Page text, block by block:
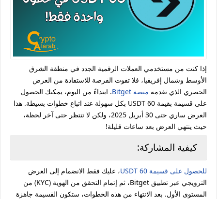
إذا كنت من مستخدمي العملات الرقمية الجدد في منطقة الشرق
الأوسط وشمال إفريقيا، فلا تفوت الفرصة للاستفادة من العرض
الحصري الذي تقدمه منصة Bitget
. ابتداءً من اليوم، يمكنك الحصول
على قسيمة بقيمة 60 USDT بكل سهولة عند اتباع خطوات بسيطة. هذا
العرض ساري حتى 30 أبريل 2025، ولكن لا تنتظر حتى آخر لحظة،
حيث ينتهي العرض بعد ساعات قليلة!
كيفية المشاركة:
للحصول على قسيمة 60 USDT
، عليك فقط الانضمام إلى العرض
الترويجي عبر تطبيق Bitget، ثم إتمام التحقق من الهوية (KYC) من
المستوى الأول. بعد الانتهاء من هذه الخطوات، ستكون القسيمة جاهزة